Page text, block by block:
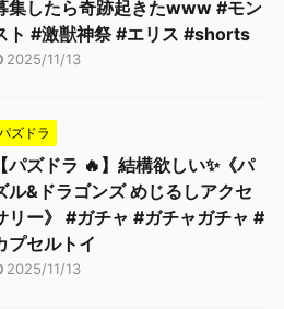
集したら奇跡起きたwww #モン
ト #激獣神祭 #エリス #shorts
2025/11/13
ズドラ
【パズドラ 🔥】結構欲しい✨《パ
ル&ドラゴンズ めじるしアクセ
リー》 #ガチャ #ガチャガチャ #
プセルトイ
2025/11/13